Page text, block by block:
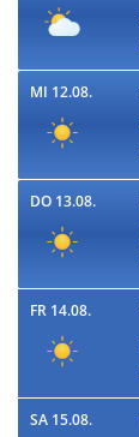
MI 12.08.
DO 13.08.
FR 14.08.
SA 15.08.